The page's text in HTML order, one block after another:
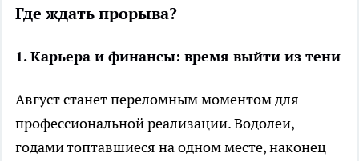
Где ждать прорыва?
1. Карьера и финансы: время выйти из тени
Август станет переломным моментом для
профессиональной реализации. Водолеи,
годами топтавшиеся на одном месте, наконец